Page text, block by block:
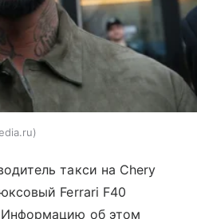
такси на Chery
Ferrari F40
Информацию об этом